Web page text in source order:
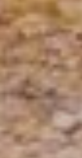
dans votre
newsletter